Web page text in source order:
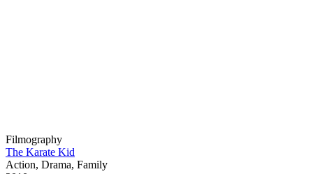
Filmography
The Karate Kid
Action, Drama, Family